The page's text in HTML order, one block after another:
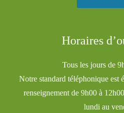
Horaires
Tous les jours de
Notre standard téléphonique est
renseignement de 9h00 à
lundi au